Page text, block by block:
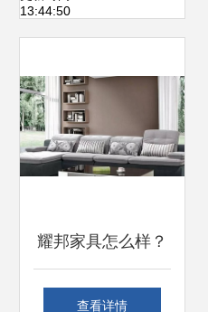
13:44:50
耀邦家具怎么样？
专注品质与设计，
查看详情